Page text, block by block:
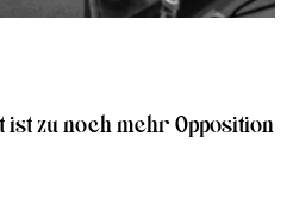
ist zu noch mehr Opposition